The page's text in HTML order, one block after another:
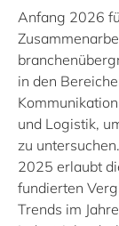
Anfang 2026
in den
und Logistik,
zu
2025 erlaubt
fundierten
Trends im